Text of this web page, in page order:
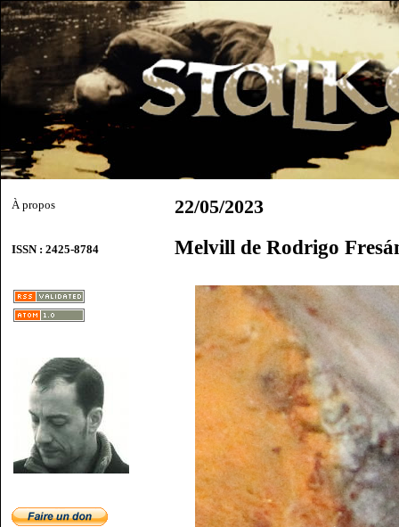
À propos
ISSN : 2425-8784
22/05/2023
Melvill de Rodrigo